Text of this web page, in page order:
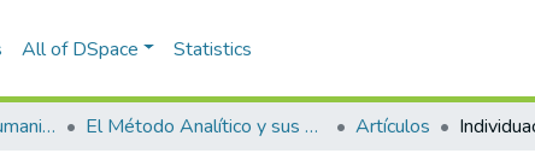
All of DSpace Statistics
Escuela de Artes y Humanidades El Método Analítico y sus Aplicaciones en las Ciencias Sociales y Humanas (EAFIT - U de A) Artículos